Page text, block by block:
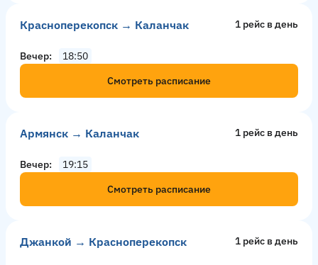
Красноперекопск → Каланчак 1 рейс в день
Вечер
18:50
Смотреть расписание
Армянск → Каланчак 1 рейс в день
Вечер
19:15
Смотреть расписание
Джанкой → Красноперекопск 1 рейс в день